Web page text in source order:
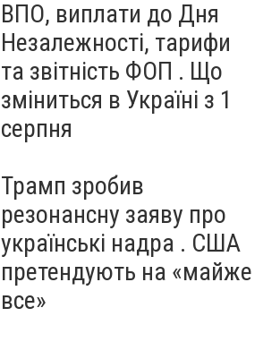
ВПО, виплати до Дня
Незалежності, тарифи
та звітність ФОП . Що
зміниться в Україні з 1
серпня
Трамп зробив
резонансну заяву про
українські надра . США
претендують на «майже
все»